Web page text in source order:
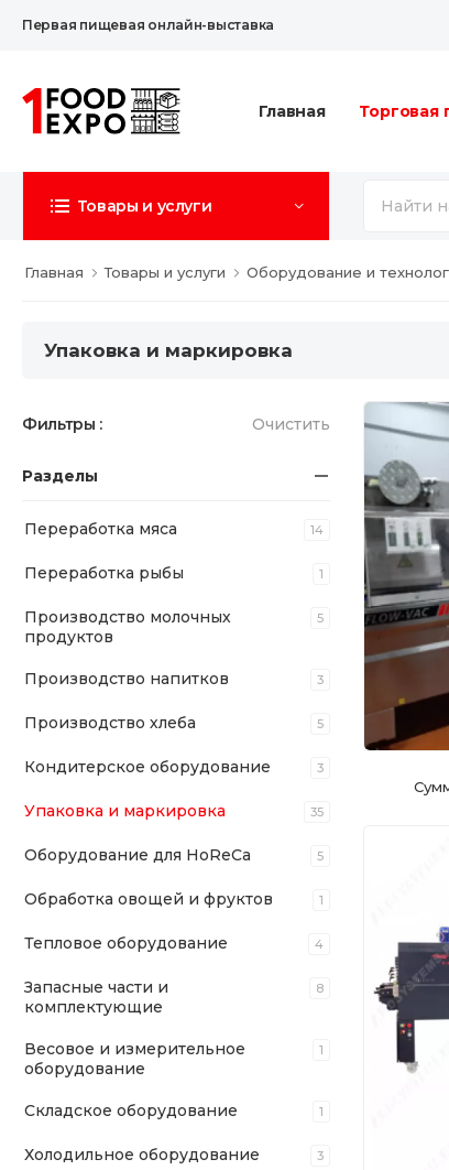
Первая пищевая онлайн-выставка
Главная Торговая
Товары и услуги
Главная Товары и услуги Оборудование и
Упаковка и маркировка
Фильтры : Очистить
Разделы
Переработка мяса 14
Переработка рыбы 1
Производство молочных
продуктов
5
Производство напитков 3
Производство хлеба 5
Кондитерское оборудование 3
Упаковка и маркировка 35
Оборудование для HoReCa 5
Обработка овощей и фруктов 1
Тепловое оборудование 4
Запасные части и
комплектующие
8
Весовое и измерительное
оборудование
1
Складское оборудование 1
Холодильное оборудование 3